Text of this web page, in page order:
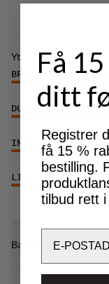
Ytelse
BREATHABILITY 4/6
DURABILITY 4/6
INSULATION/WARMTH
LIGHTWEIGHT 4/6
Bærekraftsegenskaper
Få
ditt
Registrer
få 15 %
bestilling.
tilbud rett